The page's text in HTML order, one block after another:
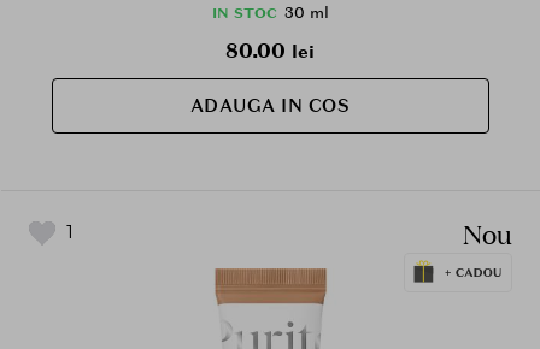
IN STOC 30 ml
80.00 lei
ADAUGA IN COS
1 Nou